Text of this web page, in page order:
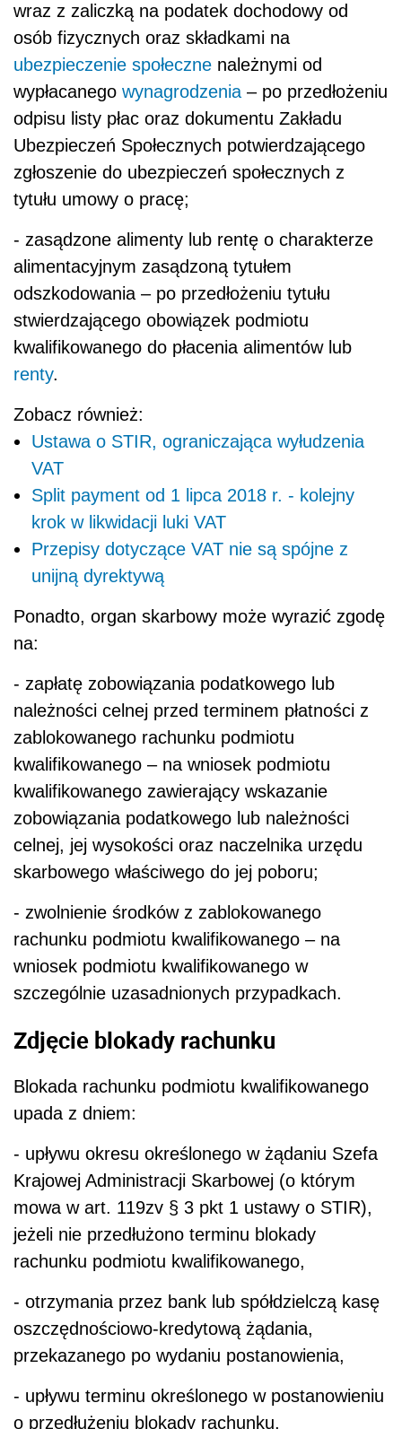
wraz z zaliczką na podatek dochodowy od
osób fizycznych oraz składkami na
ubezpieczenie społeczne należnymi od
wypłacanego wynagrodzenia – po przedłożeniu
odpisu listy płac oraz dokumentu Zakładu
Ubezpieczeń Społecznych potwierdzającego
zgłoszenie do ubezpieczeń społecznych z
tytułu umowy o pracę;
- zasądzone alimenty lub rentę o charakterze
alimentacyjnym zasądzoną tytułem
odszkodowania – po przedłożeniu tytułu
stwierdzającego obowiązek podmiotu
kwalifikowanego do płacenia alimentów lub
renty.
Zobacz również:
Ustawa o STIR, ograniczająca wyłudzenia
VAT
Split payment od 1 lipca 2018 r. - kolejny
krok w likwidacji luki VAT
Przepisy dotyczące VAT nie są spójne z
unijną dyrektywą
Ponadto, organ skarbowy może wyrazić zgodę
na:
- zapłatę zobowiązania podatkowego lub
należności celnej przed terminem płatności z
zablokowanego rachunku podmiotu
kwalifikowanego – na wniosek podmiotu
kwalifikowanego zawierający wskazanie
zobowiązania podatkowego lub należności
celnej, jej wysokości oraz naczelnika urzędu
skarbowego właściwego do jej poboru;
- zwolnienie środków z zablokowanego
rachunku podmiotu kwalifikowanego – na
wniosek podmiotu kwalifikowanego w
szczególnie uzasadnionych przypadkach.
Zdjęcie blokady rachunku
Blokada rachunku podmiotu kwalifikowanego
upada z dniem:
- upływu okresu określonego w żądaniu Szefa
Krajowej Administracji Skarbowej (o którym
mowa w art. 119zv § 3 pkt 1 ustawy o STIR),
jeżeli nie przedłużono terminu blokady
rachunku podmiotu kwalifikowanego,
- otrzymania przez bank lub spółdzielczą kasę
oszczędnościowo-kredytową żądania,
przekazanego po wydaniu postanowienia,
- upływu terminu określonego w postanowieniu
o przedłużeniu blokady rachunku,